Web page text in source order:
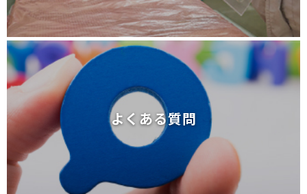
よくある質問
よくある質問